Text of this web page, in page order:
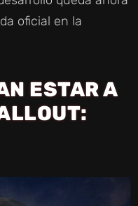
oficial en la
ESTAR A